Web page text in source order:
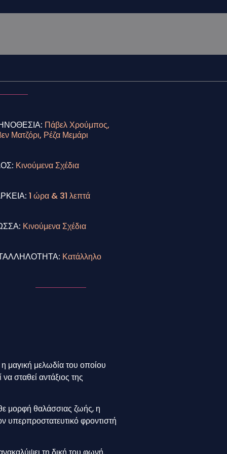
Πάβελ Χρούμπος,
Ματζόρι, Ρέζα Μεμάρι
Κινούμενα Σχέδια
1 ώρα & 31 λεπτά
Κινούμενα Σχέδια
Κατάλληλο
μαγική μελωδία του οποίου
σταθεί αντάξιος της
μορφή θαλάσσιας ζωής, η
υπερπροστατευτικό φροντιστή